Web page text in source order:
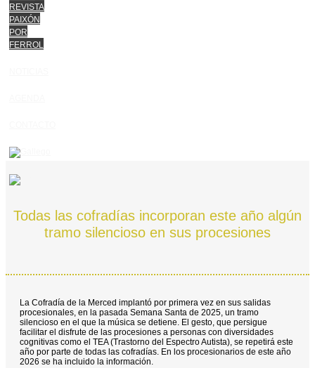
REVISTA
PAIXÓN
POR
FERROL
Todas las cofradías incorporan este año algún
tramo silencioso en sus procesiones
La Cofradía de la Merced implantó por primera vez en sus salidas
procesionales, en la pasada Semana Santa de 2025, un tramo
silencioso en el que la música se detiene. El gesto, que persigue
facilitar el disfrute de las procesiones a personas con diversidades
cognitivas como el TEA (Trastorno del Espectro Autista), se repetirá este
año por parte de todas las cofradías. En los procesionarios de este año
2026 se ha incluido la información.